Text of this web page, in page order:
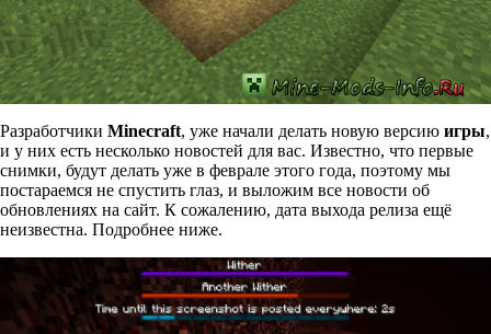
Разработчики Minecraft, уже начали делать новую версию игры,
и у них есть несколько новостей для вас. Известно, что первые
снимки, будут делать уже в феврале этого года, поэтому мы
постараемся не спустить глаз, и выложим все новости об
обновлениях на сайт. К сожалению, дата выхода релиза ещё
неизвестна. Подробнее ниже.